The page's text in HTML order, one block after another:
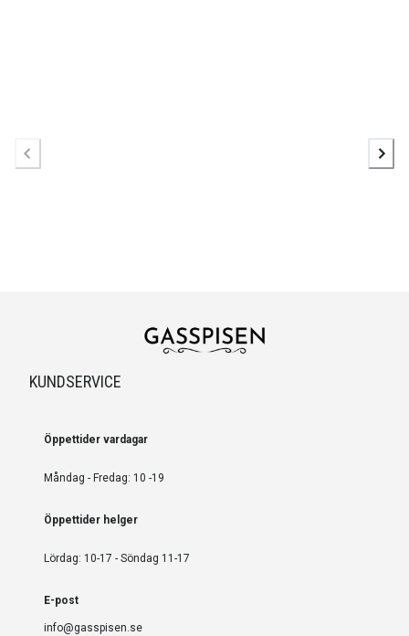
KUNDSERVICE
Öppettider vardagar
Måndag - Fredag: 10 -19
Öppettider helger
Lördag: 10-17 - Söndag 11-17
E-post
info@gasspisen.se